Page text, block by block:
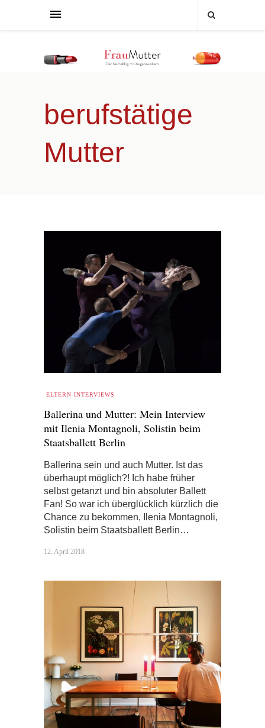
berufstätige
Mutter
ELTERN INTERVIEWS
Ballerina und Mutter: Mein Interview
mit Ilenia Montagnoli, Solistin beim
Staatsballett Berlin
Ballerina sein und auch Mutter. Ist das
überhaupt möglich?! Ich habe früher
selbst getanzt und bin absoluter Ballett
Fan! So war ich überglücklich kürzlich die
Chance zu bekommen, Ilenia Montagnoli,
Solistin beim Staatsballett Berlin…
12. April 2018